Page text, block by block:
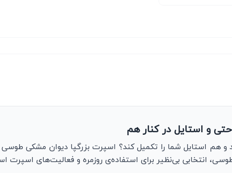
و استایل در کنار هم
هم استایل شما را تکمیل کند؟ اسپرت بزرگپا دیوان مشکی طوسی
انتخابی بی‌نظیر برای استفاده‌ی روزمره و فعالیت‌های اسپرت